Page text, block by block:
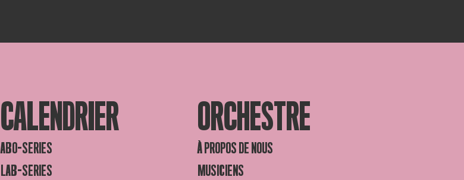
CALENDRIER
ABO-SERIES
LAB-SERIES
ORCHESTRE
À PROPOS DE NOUS
MUSICIENS